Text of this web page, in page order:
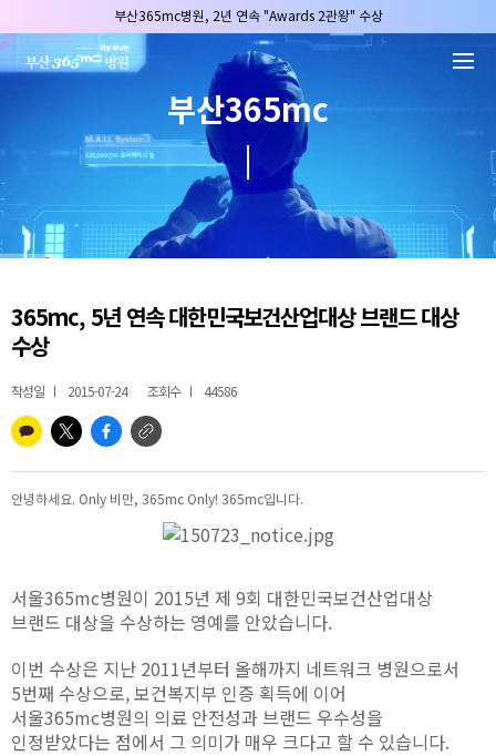
부산365mc병원, 2년 연속 "Awards 2관왕" 수상
2025 "부산365mc 보건복지부 장관상" 수상!
부산365mc병원, 8/15(토) 광복절 정상진료
부산365mc병원, 2년 연속 "Awards 2관왕" 수상
2025 "부산365mc 보건복지부 장관상" 수상!
부산365mc
365mc,5년 연속대한민국보건산업대상 브랜드 대상
수상
작성일 2015-07-24 조회수 44586
안녕하세요. Only 비만, 365mc Only! 365mc입니다.
서울365mc병원이 2015년 제 9회 대한민국보건산업대상
브랜드 대상을 수상하는 영예를 안았습니다.
이번 수상은 지난 2011년부터 올해까지 네트워크 병원으로서
5번째 수상으로, 보건복지부 인증 획득에 이어
서울365mc병원의 의료 안전성과 브랜드 우수성을
인정받았다는 점에서 그 의미가 매우 크다고 할 수 있습니다.